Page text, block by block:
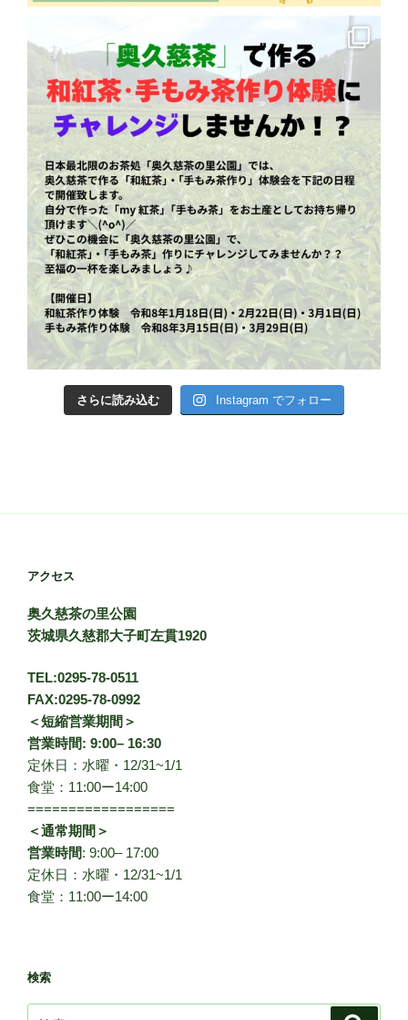
さらに読み込む Instagram でフォロー
アクセス
奥久慈茶の里公園
茨城県久慈郡大子町左貫1920
TEL:0295-78-0511
FAX:0295-78-0992
＜短縮営業期間＞
営業時間: 9:00– 16:30
定休日：水曜・12/31~1/1
食堂：11:00ー14:00
==================
＜通常期間＞
営業時間: 9:00– 17:00
定休日：水曜・12/31~1/1
食堂：11:00ー14:00
検索